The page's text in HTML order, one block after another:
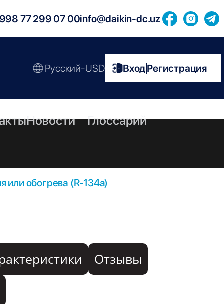
77 299 07 00info@daikin-dc.uz
Русский-USD ВходРегистрация
Новости Глоссарий
или обогрева (R-134a)
Отзывы